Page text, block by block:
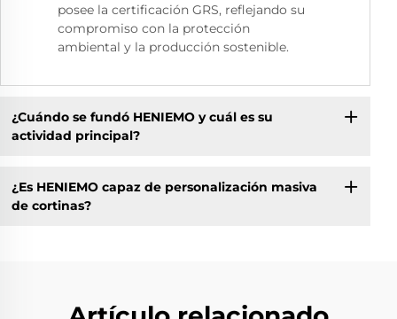
posee la certificación GRS, reflejando su
compromiso con la protección
ambiental y la producción sostenible.
¿Cuándo se fundó HENIEMO y cuál es su
actividad principal?
¿Es HENIEMO capaz de personalización masiva
de cortinas?